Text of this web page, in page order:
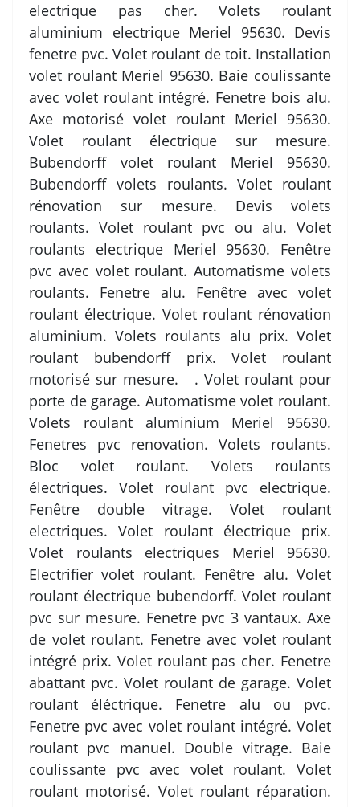
electrique pas cher. Volets roulant
aluminium electrique Meriel 95630. Devis
fenetre pvc. Volet roulant de toit. Installation
volet roulant Meriel 95630. Baie coulissante
avec volet roulant intégré. Fenetre bois alu.
Axe motorisé volet roulant Meriel 95630.
Volet roulant électrique sur mesure.
Bubendorff volet roulant Meriel 95630.
Bubendorff volets roulants. Volet roulant
rénovation sur mesure. Devis volets
roulants. Volet roulant pvc ou alu. Volet
roulants electrique Meriel 95630. Fenêtre
pvc avec volet roulant. Automatisme volets
roulants. Fenetre alu. Fenêtre avec volet
roulant électrique. Volet roulant rénovation
aluminium. Volets roulants alu prix. Volet
roulant bubendorff prix. Volet roulant
motorisé sur mesure. . Volet roulant pour
porte de garage. Automatisme volet roulant.
Volets roulant aluminium Meriel 95630.
Fenetres pvc renovation. Volets roulants.
Bloc volet roulant. Volets roulants
électriques. Volet roulant pvc electrique.
Fenêtre double vitrage. Volet roulant
electriques. Volet roulant électrique prix.
Volet roulants electriques Meriel 95630.
Electrifier volet roulant. Fenêtre alu. Volet
roulant électrique bubendorff. Volet roulant
pvc sur mesure. Fenetre pvc 3 vantaux. Axe
de volet roulant. Fenetre avec volet roulant
intégré prix. Volet roulant pas cher. Fenetre
abattant pvc. Volet roulant de garage. Volet
roulant éléctrique. Fenetre alu ou pvc.
Fenetre pvc avec volet roulant intégré. Volet
roulant pvc manuel. Double vitrage. Baie
coulissante pvc avec volet roulant. Volet
roulant motorisé. Volet roulant réparation.